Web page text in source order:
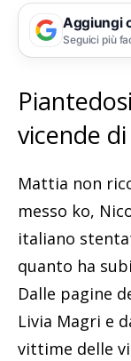
Aggiungi
Seguici più
vicende
Mattia non
messo ko,
italiano
quanto ha
Dalle pagine
Livia Magri e
vittime delle